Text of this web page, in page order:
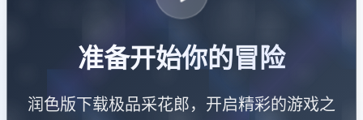
准备开始你的冒险
润色版下载极品采花郎，开启精彩的游戏之